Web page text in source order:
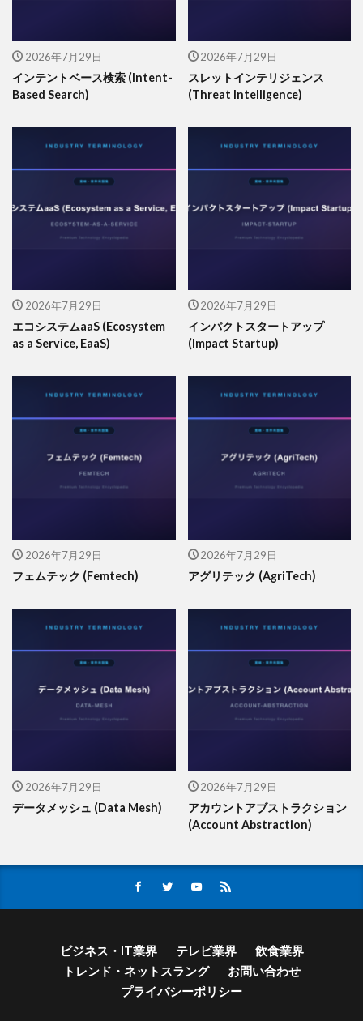
2026年7月29日
インテントベース検索 (Intent-
Based Search)
2026年7月29日
スレットインテリジェンス
(Threat Intelligence)
2026年7月29日
エコシステムaaS (Ecosystem
as a Service, EaaS)
2026年7月29日
インパクトスタートアップ
(Impact Startup)
2026年7月29日
フェムテック (Femtech)
2026年7月29日
アグリテック (AgriTech)
2026年7月29日
データメッシュ (Data Mesh)
2026年7月29日
アカウントアブストラクション
(Account Abstraction)
ビジネス・IT業界 テレビ業界
飲食業界
トレンド・ネットスラング
お問い合わせ
プライバシーポリシー